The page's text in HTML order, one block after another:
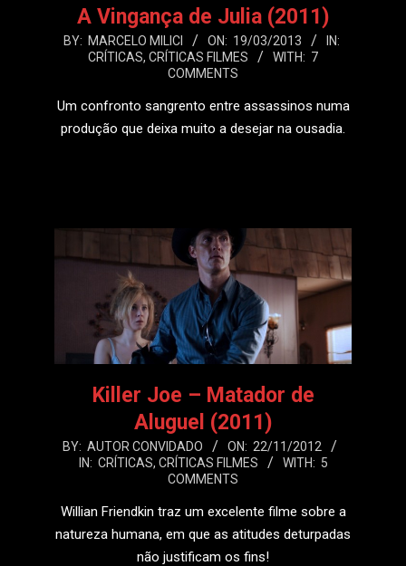
A Vingança de Julia (2011)
2013-
BY: MARCELO MILICI ON: 19/03/2013
IN:
CRÍTICAS, CRÍTICAS FILMES WITH: 7
COMMENTS
Um confronto sangrento entre assassinos numa
produção que deixa muito a desejar na ousadia.
Killer Joe – Matador de
Aluguel (2011)
2012-
BY: AUTOR CONVIDADO ON: 22/11/2012
IN: CRÍTICAS, CRÍTICAS FILMES WITH: 5
COMMENTS
Willian Friendkin traz um excelente filme sobre a
natureza humana, em que as atitudes deturpadas
não justificam os fins!